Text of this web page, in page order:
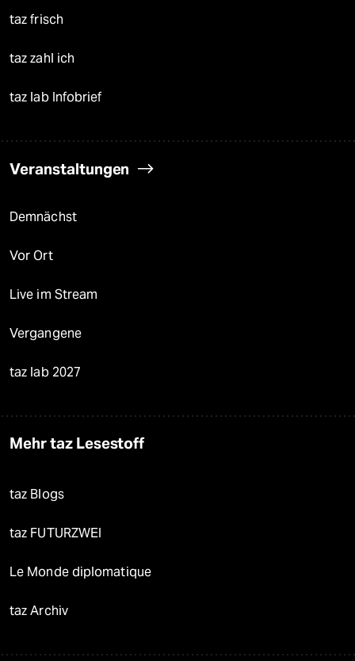
taz frisch
taz zahl ich
taz lab Infobrief
Veranstaltungen
Demnächst
Vor Ort
Live im Stream
Vergangene
taz lab 2027
Mehr taz Lesestoff
taz Blogs
taz FUTURZWEI
Le Monde diplomatique
taz Archiv